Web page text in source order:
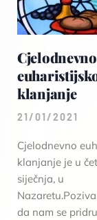
Cjelodnevno
klanjanje
21/01/2021
Cjelodnevno
klanjanje je u
siječnja, u
da nam se